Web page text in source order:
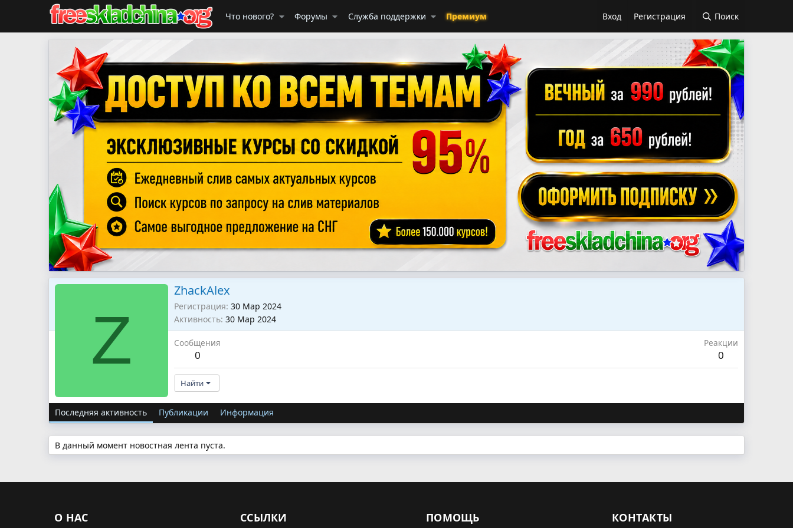
Что нового? Форумы Служба поддержки Премиум Вход Регистрация Поиск
Z
ZhackAlex
Регистрация 30 Мар 2024
Активность 30 Мар 2024
Сообщения
0
Реакции
0
Найти
Последняя активность Публикации Информация
В данный момент новостная лента пуста.
О НАС ССЫЛКИ ПОМОЩЬ КОНТАКТЫ